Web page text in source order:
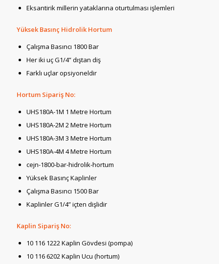
Eksantirik millerin yataklarına oturtulması işlemleri
Yüksek Basınç Hidrolik Hortum
Çalışma Basıncı 1800 Bar
Her iki uç G1/4” dıştan diş
Farklı uçlar opsiyoneldir
Hortum Sipariş No:
UHS180A-1M 1 Metre Hortum
UHS180A-2M 2 Metre Hortum
UHS180A-3M 3 Metre Hortum
UHS180A-4M 4 Metre Hortum
cejn-1800-bar-hidrolik-hortum
Yüksek Basınç Kaplinler
Çalışma Basıncı 1500 Bar
Kaplinler G1/4” içten dişlidir
Kaplin Sipariş No:
10 116 1222 Kaplin Gövdesi (pompa)
10 116 6202 Kaplin Ucu (hortum)